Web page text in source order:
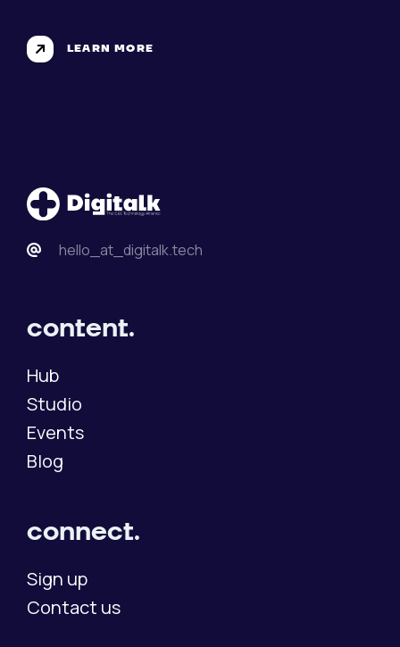
LEARN MORE
hello_at_digitalk.tech
content.
Hub
Studio
Events
Blog
connect.
Sign up
Contact us